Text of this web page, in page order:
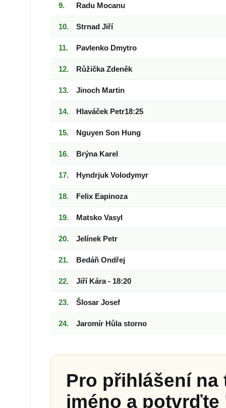
Radu Mocanu
Strnad Jiří
Pavlenko Dmytro
Růžička Zdeněk
Jinoch Martin
Hlaváček Petr18:25
Nguyen Son Hung
Brýna Karel
Hyndrjuk Volodymyr
Felix Eapinoza
Matsko Vasyl
Jelínek Petr
Bedáň Ondřej
Jiří Kára - 18:20
Šlosar Josef
Jaromír Hůla storno
Pro přihlášení na
jméno a